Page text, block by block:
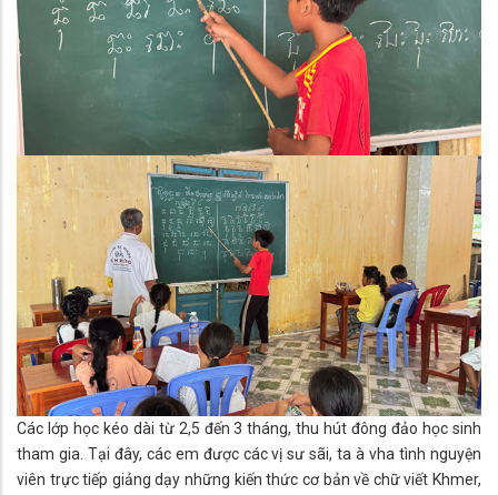
Các lớp học kéo dài từ 2,5 đến 3 tháng, thu hút đông đảo học sinh
tham gia. Tại đây, các em được các vị sư sãi, ta à vha tình nguyện
viên trực tiếp giảng dạy những kiến thức cơ bản về chữ viết Khmer,